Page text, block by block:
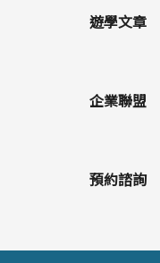
遊學文章
遊學
語言
企業聯盟
上學
遊學
預約諮詢
線上